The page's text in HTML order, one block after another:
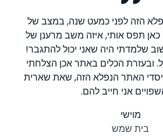
הזה לפני כמעט שנה, במצב של
כאן תפס אותי, איזה משב מרענן של
שלמדתי היה שאני יכול להתגבר!
ובעזרת הכלים באתר אכן הצלחתי
האתר הנפלא הזה, שאת שארית
אני חייב להם.
מוישי
בית שמש